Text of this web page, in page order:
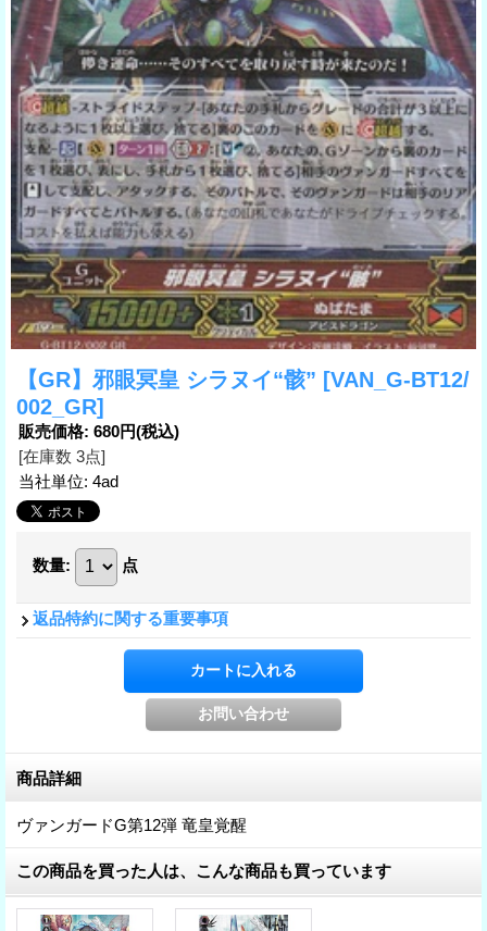
【GR】邪眼冥皇 シラヌイ“骸” [VAN_G-BT12/
002_GR]
販売価格: 680円(税込)
[在庫数 3点]
当社単位: 4ad
数量: 点
返品特約に関する重要事項
商品詳細
ヴァンガードG第12弾 竜皇覚醒
この商品を買った人は、こんな商品も買っています